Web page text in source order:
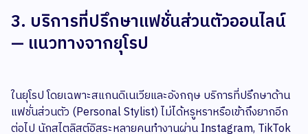
3. บริการที่ปรึกษาแฟชั่นส่วนตัวออนไลน์
— แนวทางจากยุโรป
ในยุโรป โดยเฉพาะสแกนดิเนเวียและอังกฤษ บริการที่ปรึกษาด้าน
แฟชั่นส่วนตัว (Personal Stylist) ไม่ได้หรูหราหรือเข้าถึงยากอีก
ต่อไป นักสไตลิสต์อิสระหลายคนทำงานผ่าน Instagram, TikTok